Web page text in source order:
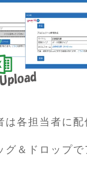
担当者に配
ドロップで